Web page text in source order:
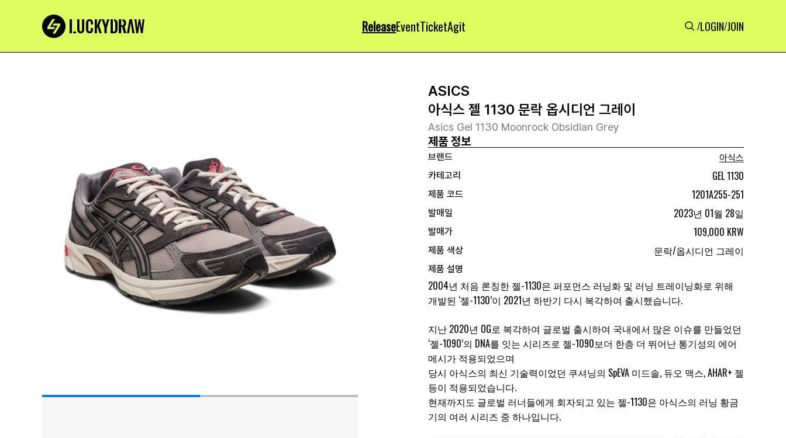
ReleaseEventTicketAgit /LOGIN/JOIN
ASICS
아식스 젤 1130 문락 옵시디언 그레이
Asics Gel 1130 Moonrock Obsidian Grey
제품 정보
브랜드
아식스
카테고리
GEL 1130
제품 코드 1201A255-251
발매일 2023년 01월 28일
발매가 109,000 KRW
제품 색상 문락/옵시디언 그레이
제품 설명
2004년 처음 론칭한 젤-1130은 퍼포먼스 러닝화 및 러닝 트레이닝화로 위해
개발된 ‘젤-1130’이 2021년 하반기 다시 복각하여 출시했습니다.
지난 2020년 OG로 복각하여 글로벌 출시하여 국내에서 많은 이슈를 만들었던
‘젤-1090’의 DNA를 잇는 시리즈로 젤-1090보더 한층 더 뛰어난 통기성의 에어
메시가 적용되었으며
당시 아식스의 최신 기술력이었던 쿠셔닝의 SpEVA 미드솔, 듀오 맥스, AHAR+ 젤
등이 적용되었습니다.
현재까지도 글로벌 러너들에게 회자되고 있는 젤-1130은 아식스의 러닝 황금
기의 여러 시리즈 중 하나입니다.